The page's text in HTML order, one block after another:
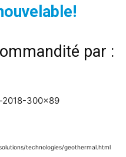
par :
technologies/geothermal.html